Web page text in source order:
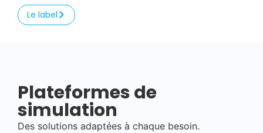
Le label
Plateformes de
simulation
Des solutions adaptées à chaque besoin.